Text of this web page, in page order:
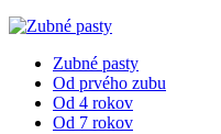
Zubné pasty
Od prvého zubu
Od 4 rokov
Od 7 rokov